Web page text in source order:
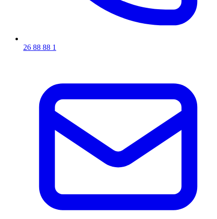
26 88 88 1